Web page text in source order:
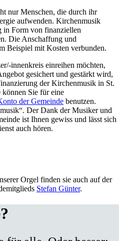
nur Menschen, die durch ihr
aufwenden. Kirchenmusik
in Form von finanziellen
Die Anschaffung und
Beispiel mit Kosten verbunden.
innenkreis einreihen möchten,
gesichert und gestärkt wird,
der Kirchenmusik in St.
Sie für eine
der Gemeinde benutzen.
Der Dank der Musiker und
ist Ihnen gewiss und lässt sich
auch hören.
Orgel finden sie auch auf der
Stefan Günter.